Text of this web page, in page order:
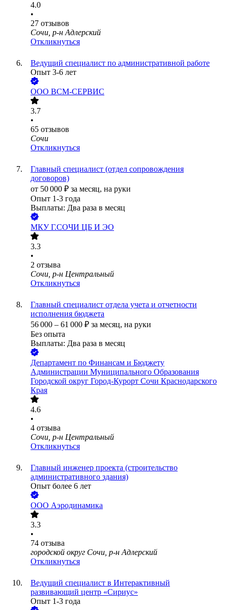
4.0
•
27 отзывов
Сочи, р-н Адлерский
Откликнуться
Ведущий специалист по административной работе
Опыт 3-6 лет
ООО ВСМ-СЕРВИС
3.7
•
65 отзывов
Сочи
Откликнуться
Главный специалист (отдел сопровождения
договоров)
от 50 000 ₽ за месяц, на руки
Опыт 1-3 года
Выплаты: Два раза в месяц
МКУ Г.СОЧИ ЦБ И ЭО
3.3
•
2 отзыва
Сочи, р-н Центральный
Откликнуться
Главный специалист отдела учета и отчетности
исполнения бюджета
56 000 – 61 000 ₽ за месяц, на руки
Без опыта
Выплаты: Два раза в месяц
Департамент по Финансам и Бюджету
Администрации Муниципального Образования
Городской округ Город-Курорт Сочи Краснодарского
Края
4.6
•
4 отзыва
Сочи, р-н Центральный
Откликнуться
Главный инженер проекта (строительство
административного здания)
Опыт более 6 лет
ООО Аэродинамика
3.3
•
74 отзыва
городской округ Сочи, р-н Адлерский
Откликнуться
Ведущий специалист в Интерактивный
развивающий центр «Сириус»
Опыт 1-3 года